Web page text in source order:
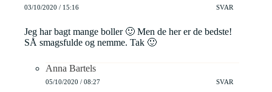
03/10/2020 / 15:16 SVAR
Jeg har bagt mange boller 🙂 Men de her er de bedste!
SÅ smagsfulde og nemme. Tak 🙂
Anna Bartels
05/10/2020 / 08:27 SVAR